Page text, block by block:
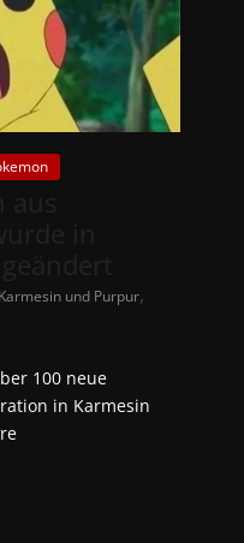
Karmesin und Purpur,
100 neue
in Karmesin